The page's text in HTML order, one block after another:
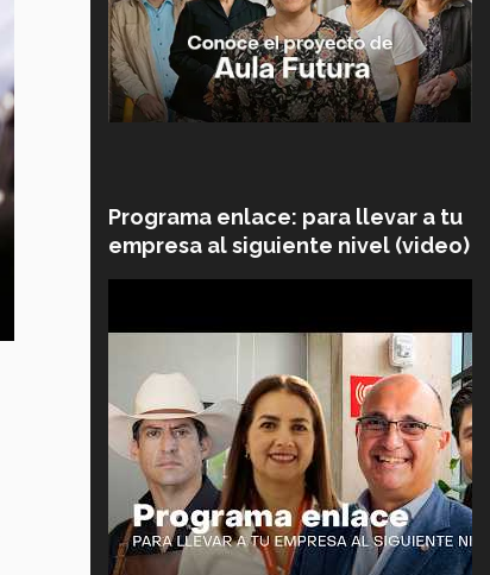
Programa enlace: para llevar a tu
empresa al siguiente nivel (video)